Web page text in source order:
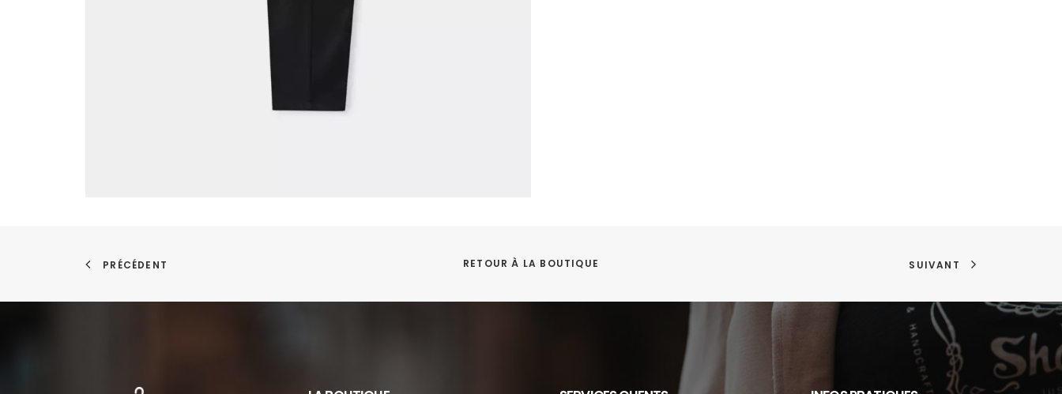
PRÉCÉDENT RETOUR À LA BOUTIQUE SUIVANT